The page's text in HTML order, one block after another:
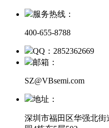
服务热线：
400-655-8788
QQ：2852362669
邮箱：
SZ@VBsemi.com
地址：
深圳市福田区华强北